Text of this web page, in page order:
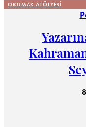
OKUMAK ATÖLYESI